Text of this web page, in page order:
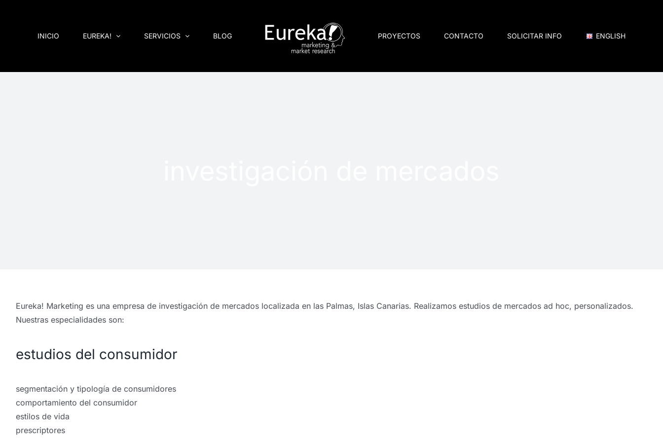
INICIO EUREKA! SERVICIOS BLOG PROYECTOS CONTACTO SOLICITAR INFO ENGLISH
Eureka! Marketing es una empresa de investigación de mercados localizada en las Palmas, Islas Canarias. Realizamos estudios de mercados ad hoc, personalizados.
Nuestras especialidades son:
estudios del consumidor
segmentación y tipología de consumidores
comportamiento del consumidor
estilos de vida
prescriptores